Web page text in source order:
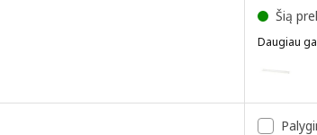
Šią
Daugiau